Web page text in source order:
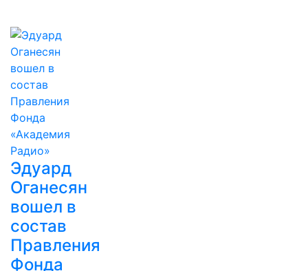
Эдуард
Оганесян
вошел в
состав
Правления
Фонда